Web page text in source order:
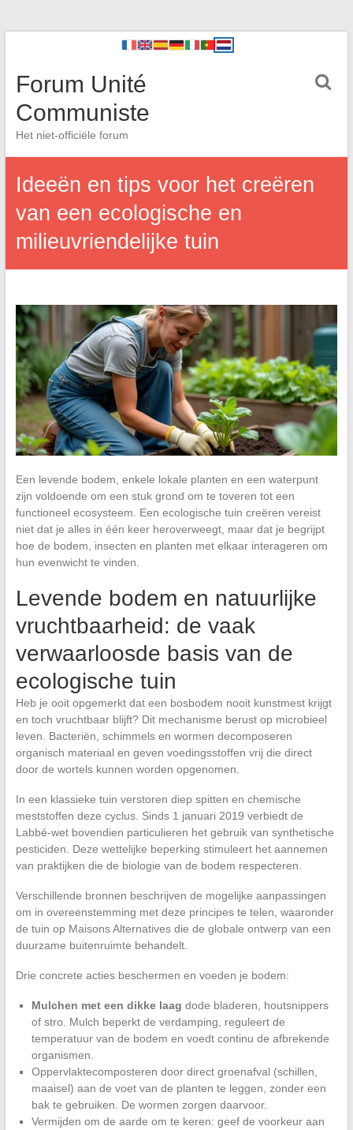
Forum Unité
Communiste
Het niet-officiële forum
Ideeën en tips voor het creëren
van een ecologische en
milieuvriendelijke tuin
Een levende bodem, enkele lokale planten en een waterpunt
zijn voldoende om een stuk grond om te toveren tot een
functioneel ecosysteem. Een ecologische tuin creëren vereist
niet dat je alles in één keer heroverweegt, maar dat je begrijpt
hoe de bodem, insecten en planten met elkaar interageren om
hun evenwicht te vinden.
Levende bodem en natuurlijke
vruchtbaarheid: de vaak
verwaarloosde basis van de
ecologische tuin
Heb je ooit opgemerkt dat een bosbodem nooit kunstmest krijgt
en toch vruchtbaar blijft? Dit mechanisme berust op microbieel
leven. Bacteriën, schimmels en wormen decomposeren
organisch materiaal en geven voedingsstoffen vrij die direct
door de wortels kunnen worden opgenomen.
In een klassieke tuin verstoren diep spitten en chemische
meststoffen deze cyclus. Sinds 1 januari 2019 verbiedt de
Labbé-wet bovendien particulieren het gebruik van synthetische
pesticiden. Deze wettelijke beperking stimuleert het aannemen
van praktijken die de biologie van de bodem respecteren.
Verschillende bronnen beschrijven de mogelijke aanpassingen
om in overeenstemming met deze principes te telen, waaronder
de tuin op Maisons Alternatives die de globale ontwerp van een
duurzame buitenruimte behandelt.
Drie concrete acties beschermen en voeden je bodem:
Mulchen met een dikke laag dode bladeren, houtsnippers
of stro. Mulch beperkt de verdamping, reguleert de
temperatuur van de bodem en voedt continu de afbrekende
organismen.
Oppervlaktecomposteren door direct groenafval (schillen,
maaisel) aan de voet van de planten te leggen, zonder een
bak te gebruiken. De wormen zorgen daarvoor.
Vermijden om de aarde om te keren: geef de voorkeur aan